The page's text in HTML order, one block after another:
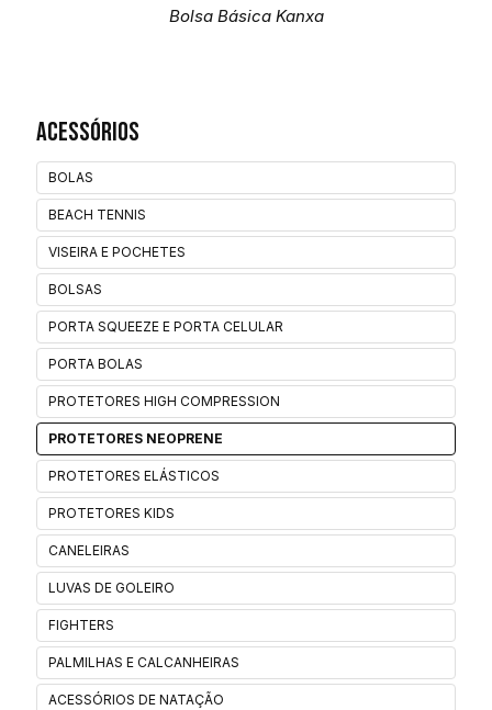
Acessórios
BOLAS
BEACH TENNIS
VISEIRA E POCHETES
BOLSAS
PORTA SQUEEZE E PORTA CELULAR
PORTA BOLAS
PROTETORES HIGH COMPRESSION
PROTETORES NEOPRENE
PROTETORES ELÁSTICOS
PROTETORES KIDS
CANELEIRAS
LUVAS DE GOLEIRO
FIGHTERS
PALMILHAS E CALCANHEIRAS
ACESSÓRIOS DE NATAÇÃO
Bolsa Básica Kanxa